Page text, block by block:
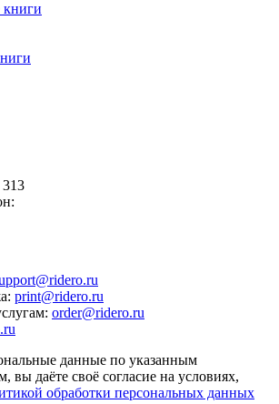
313
:
: print@ridero.ru
: order@ridero.ru
данные по указанным
вы даёте своё согласие на условиях,
обработки персональных данных